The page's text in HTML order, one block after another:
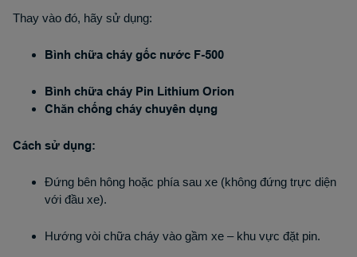
Thay vào đó, hãy sử dụng:
Bình chữa cháy gốc nước F-500
Bình chữa cháy Pin Lithium Orion
Chăn chống cháy chuyên dụng
Cách sử dụng:
Đứng bên hông hoặc phía sau xe (không đứng trực diện
với đầu xe).
Hướng vòi chữa cháy vào gầm xe – khu vực đặt pin.